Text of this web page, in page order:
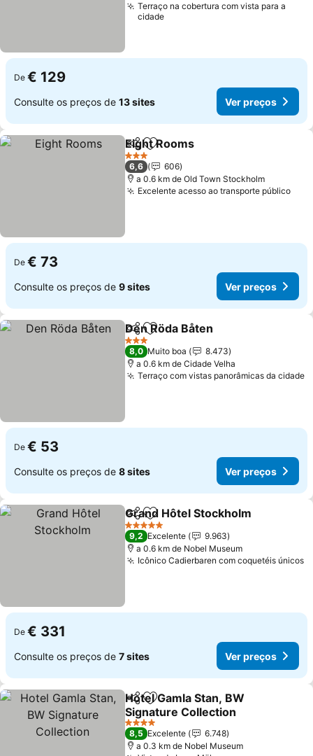
Terraço na cobertura com vista para a
cidade
De € 129
Consulte os preços de 13 sites Ver preços
PartilharAdicionar aos favoritos
Eight Rooms
3 Estrelas
6,6
606
a 0.6 km de Old Town Stockholm
Excelente acesso ao transporte público
De € 73
Consulte os preços de 9 sites Ver preços
PartilharAdicionar aos favoritos
Den Röda Båten
3 Estrelas
8,0 Muito boa
8.473
a 0.6 km de Cidade Velha
Terraço com vistas panorâmicas da cidade
De € 53
Consulte os preços de 8 sites Ver preços
PartilharAdicionar aos favoritos
Grand Hôtel Stockholm
5 Estrelas
9,2 Excelente
9.963
a 0.6 km de Nobel Museum
Icônico Cadierbaren com coquetéis únicos
De € 331
Consulte os preços de 7 sites Ver preços
PartilharAdicionar aos favoritos
Hotel Gamla Stan, BW
Signature Collection
4 Estrelas
8,5 Excelente
6.748
a 0.3 km de Nobel Museum